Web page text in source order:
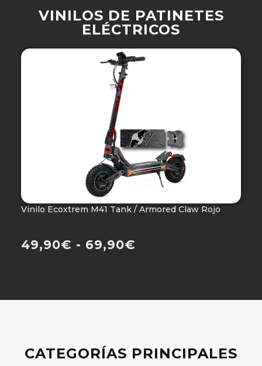
VINILOS DE PATINETES
ELÉCTRICOS
Vinilo Ecoxtrem M41 Tank / Armored Claw Rojo
49,90€ - 69,90€
CATEGORÍAS PRINCIPALES